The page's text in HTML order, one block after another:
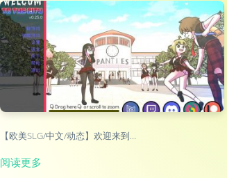
【欧美SLG/中文/动态】欢迎来到…
阅读更多